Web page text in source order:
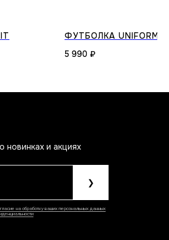
ФУТБОЛКА UNIFORM
5 990 ₽
новинках и акциях
❯
на обработку ваших персональных данных